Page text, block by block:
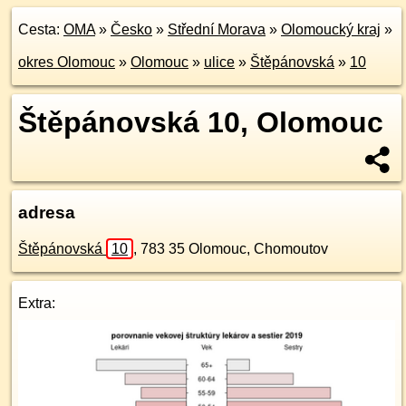
Cesta: OMA» Česko » Střední Morava » Olomoucký kraj »
okres Olomouc » Olomouc » ulice » Štěpánovská » 10
Štěpánovská 10, Olomouc
adresa
Štěpánovská 10 , 783 35 Olomouc, Chomoutov
Extra: